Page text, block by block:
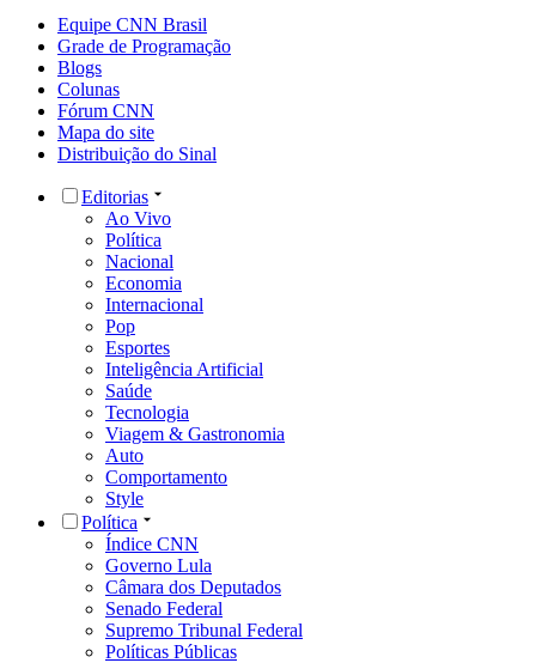
Equipe CNN Brasil
Grade de Programação
Blogs
Colunas
Fórum CNN
Mapa do site
Distribuição do Sinal
Editorias
Ao Vivo
Política
Nacional
Economia
Internacional
Pop
Esportes
Inteligência Artificial
Saúde
Tecnologia
Viagem & Gastronomia
Auto
Comportamento
Style
Política
Índice CNN
Governo Lula
Câmara dos Deputados
Senado Federal
Supremo Tribunal Federal
Políticas Públicas